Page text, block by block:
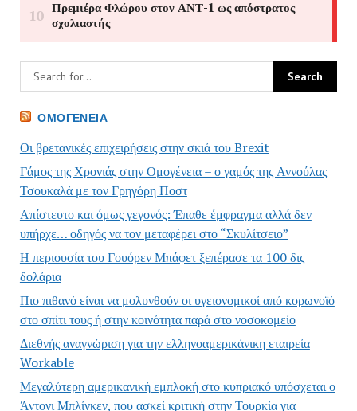
ΟΜΟΓΈΝΕΙΑ
Οι βρετανικές επιχειρήσεις στην σκιά του Brexit
Γάμος της Χρονιάς στην Ομογένεια – ο γαμός της Αννούλας
Τσουκαλά με τον Γρηγόρη Ποστ
Απίστευτο και όμως γεγονός: Έπαθε έμφραγμα αλλά δεν
υπήρχε… οδηγός να τον μεταφέρει στο “Σκυλίτσειο”
Η περιουσία του Γουόρεν Μπάφετ ξεπέρασε τα 100 δις
δολάρια
Πιο πιθανό είναι να μολυνθούν οι υγειονομικοί από κορωνοϊό
στο σπίτι τους ή στην κοινότητα παρά στο νοσοκομείο
Διεθνής αναγνώριση για την ελληνοαμερικάνικη εταιρεία
Workable
Μεγαλύτερη αμερικανική εμπλοκή στο κυπριακό υπόσχεται ο
Άντονι Μπλίνκεν, που ασκεί κριτική στην Τουρκία για